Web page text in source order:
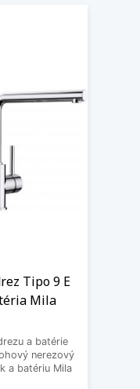
Tipo 9 E
Mila
a batérie
nerezový
a batériu Mila